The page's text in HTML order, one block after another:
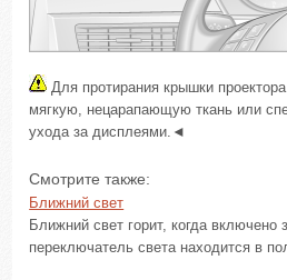
Для протирания крышки
мягкую, нецарапающую ткань или
ухода за дисплеями.◄
Смотрите также:
Ближний свет
Ближний свет горит, когда включено
переключатель света находится в